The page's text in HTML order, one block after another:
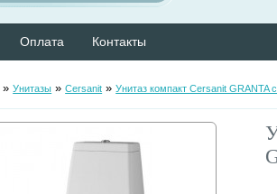
Оплата Контакты
»Унитазы »Cersanit »Унитаз компакт Cersanit